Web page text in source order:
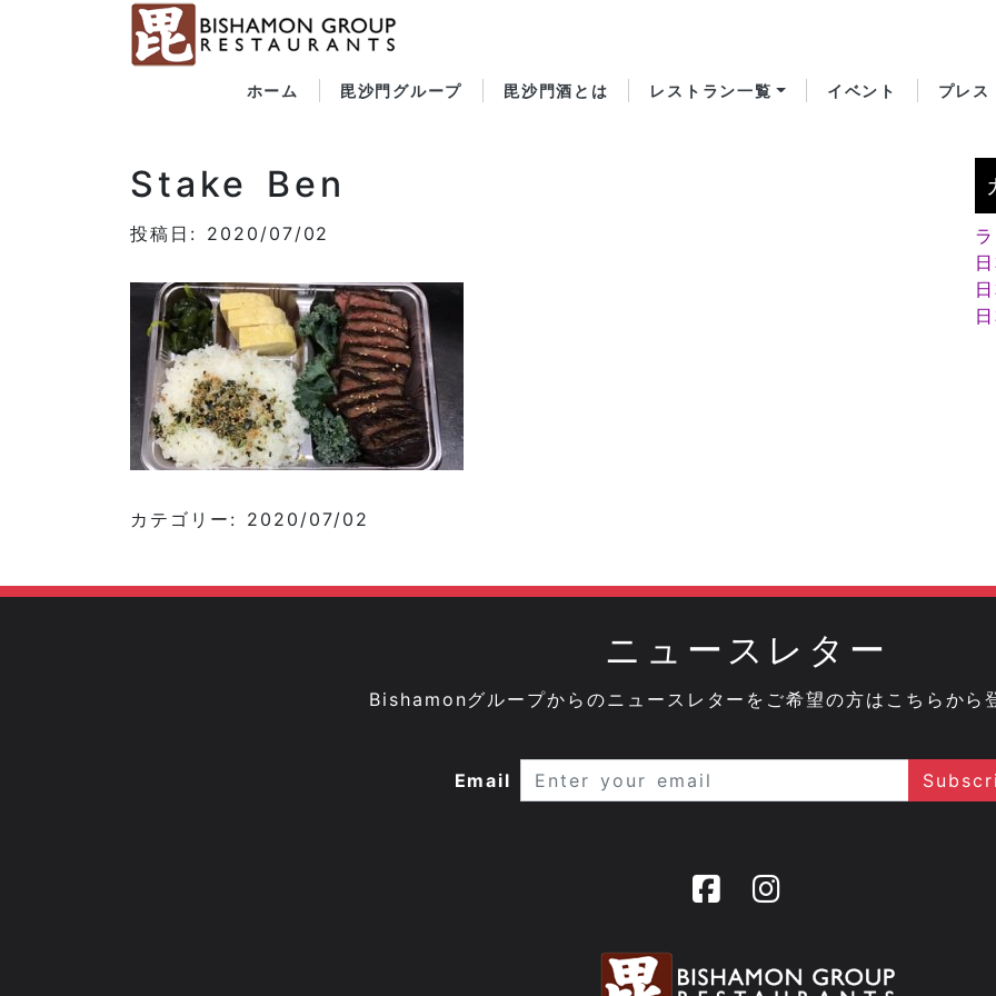
ホーム 毘沙門グループ 毘沙門酒とは レストラン一覧 イベント プレス
Stake Ben
投稿日: 2020/07/02
カテゴリー: 2020/07/02
ニュースレター
Bishamonグループからのニュースレターをご希望の方はこちらから
Email